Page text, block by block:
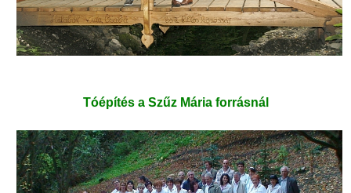
Tóépítés a Szűz Mária forrásnál